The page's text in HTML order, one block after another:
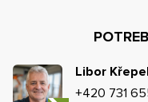
Libor
+420 731